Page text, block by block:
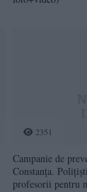
2351
Campanie de
Constanța.
profesorii pentru